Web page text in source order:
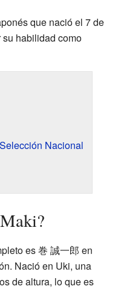
que nació el 7 de
habilidad como
Nacional
es 巻 誠一郎 en
Nació en Uki, una
de altura, lo que es